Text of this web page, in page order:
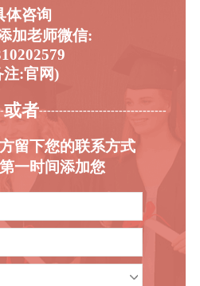
体咨询
加老师微信:
注:官网)
或者
留下您的联系方式
一时间添加您